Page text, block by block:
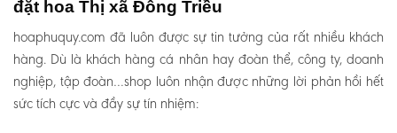
đặt hoa Thị xã Đông Triều
hoaphuquy.com đã luôn được sự tin tưởng của rất nhiều khách
hàng. Dù là khách hàng cá nhân hay đoàn thể, công ty, doanh
nghiệp, tập đoàn…shop luôn nhận được những lời phản hồi hết
sức tích cực và đầy sự tín nhiệm: